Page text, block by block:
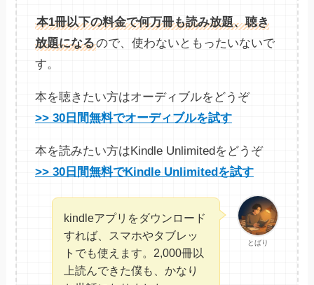
本1冊以下の料金で何万冊も読み放題、聴き
放題になるので、使わないともったいないで
す。
本を聴きたい方はオーディブルをどうぞ
>> 30日間無料でオーディブルを試す
本を読みたい方はKindle Unlimitedをどうぞ
>> 30日間無料でKindle Unlimitedを試す
とばり
kindleアプリをダウンロード
すれば、スマホやタブレッ
トでも使えます。2,000冊以
上読んできた僕も、かなり